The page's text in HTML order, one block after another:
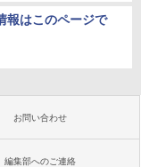
報はこのページで
お問い合わせ
編集部へのご連絡